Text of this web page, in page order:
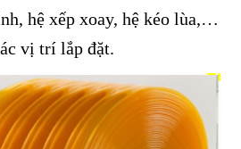
hệ xếp xoay, hệ kéo lùa,…
vị trí lắp đặt.